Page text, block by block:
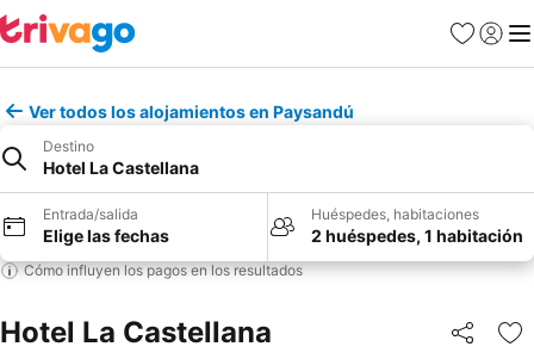
Favoritos
Iniciar
Ver todos los alojamientos en Paysandú
Destino
Hotel La Castellana
Entrada/salida
Elige las fechas
Huéspedes, habitaciones
2 huéspedes, 1 habitación
Cómo influyen los pagos en los resultados
Hotel La Castellana Compartir